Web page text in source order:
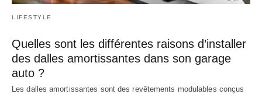
LIFESTYLE
Quelles sont les différentes raisons d’installer
des dalles amortissantes dans son garage
auto ?
Les dalles amortissantes sont des revêtements modulables conçus